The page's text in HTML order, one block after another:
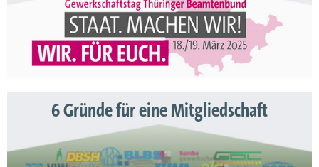
6 Gründe für eine Mitgliedschaft